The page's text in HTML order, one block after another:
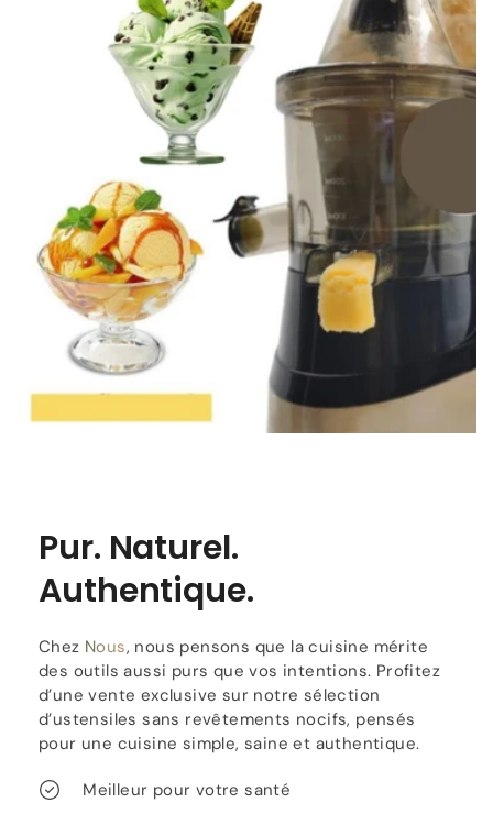
Pur. Naturel.
Authentique.
Chez Nous, nous pensons que la cuisine mérite
des outils aussi purs que vos intentions. Profitez
d’une vente exclusive sur notre sélection
d’ustensiles sans revêtements nocifs, pensés
pour une cuisine simple, saine et authentique.
Meilleur pour votre santé